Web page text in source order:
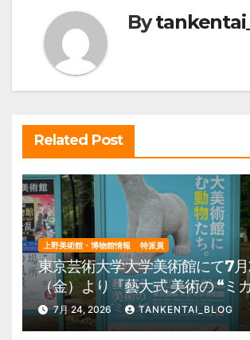
ー
シ
By
Related Post
上野美術館・博物館情報 特派員
東京芸術大学大学美術館にて7
（金）より『藝大式 美術の “ミ
の夏、藝大生になる―』を開催
園 美術館・博物館 混雑情報
7月 24, 2026 TANKENTAI_BLOG